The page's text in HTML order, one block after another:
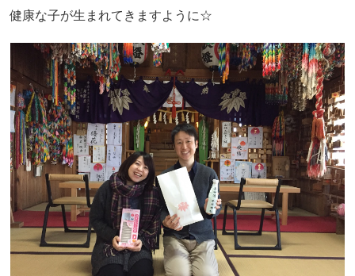
健康な子が生まれてきますように☆